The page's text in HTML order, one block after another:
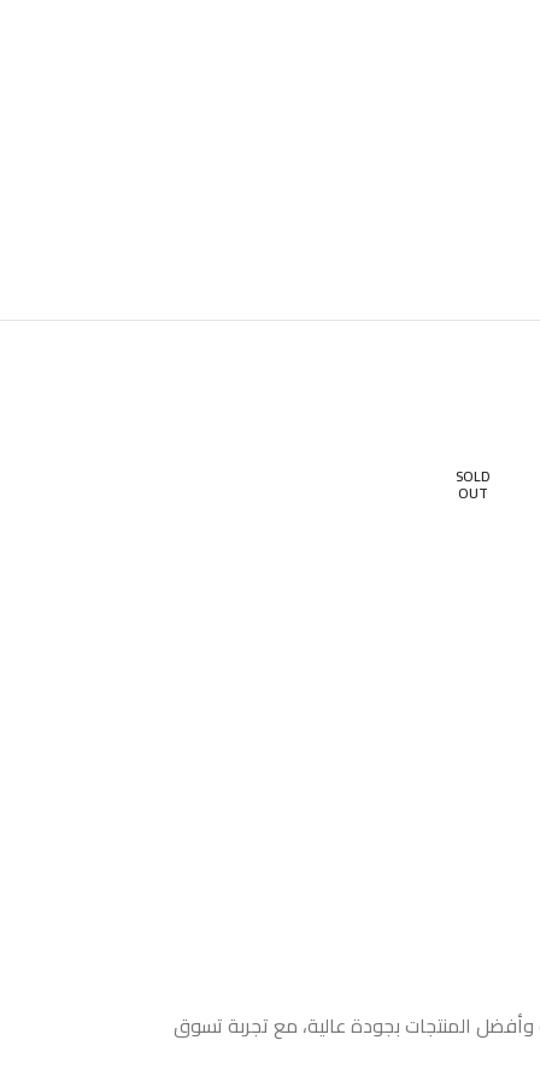
SOLD
OUT
وأفضل المنتجات بجودة عالية، مع تجربة تسوق